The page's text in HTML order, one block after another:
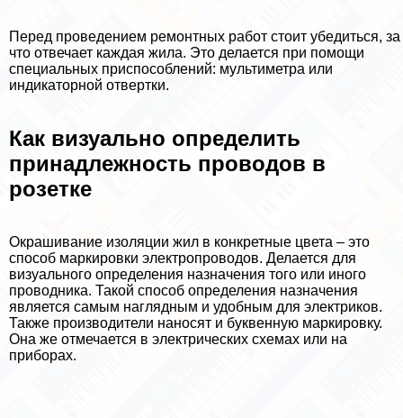
Перед проведением ремонтных работ стоит убедиться, за
что отвечает каждая жила. Это делается при помощи
специальных приспособлений: мультиметра или
индикаторной отвертки.
Как визуально определить
принадлежность проводов в
розетке
Окрашивание изоляции жил в конкретные цвета – это
способ маркировки электропроводов. Делается для
визуального определения назначения того или иного
проводника. Такой способ определения назначения
является самым наглядным и удобным для электриков.
Также производители наносят и буквенную маркировку.
Она же отмечается в электрических схемах или на
приборах.